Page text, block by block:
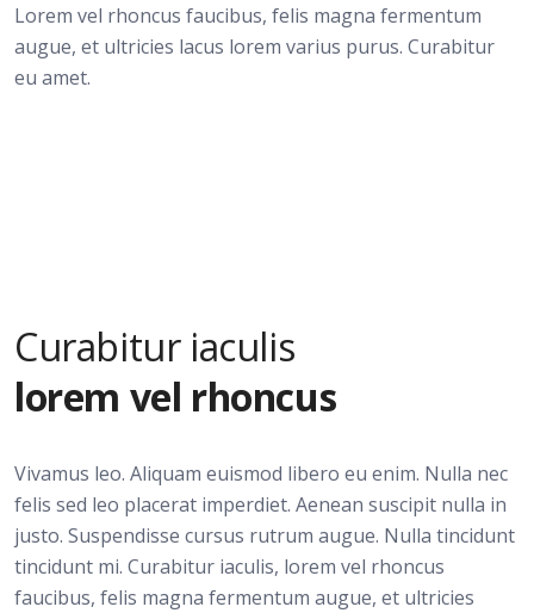
Lorem vel rhoncus faucibus, felis magna fermentum
augue, et ultricies lacus lorem varius purus. Curabitur
eu amet.
Curabitur iaculis
lorem vel rhoncus
Vivamus leo. Aliquam euismod libero eu enim. Nulla nec
felis sed leo placerat imperdiet. Aenean suscipit nulla in
justo. Suspendisse cursus rutrum augue. Nulla tincidunt
tincidunt mi. Curabitur iaculis, lorem vel rhoncus
faucibus, felis magna fermentum augue, et ultricies